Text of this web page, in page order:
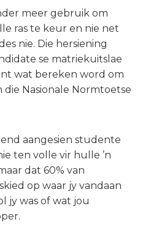
meer gebruik om
ras te keur en nie net
nie. Die hersiening
se matriekuitslae
wat bereken word om
Nasionale Normtoetse
aangesien studente
ten volle vir hulle ’n
dat 60% van
op waar jy vandaan
jy was of wat jou